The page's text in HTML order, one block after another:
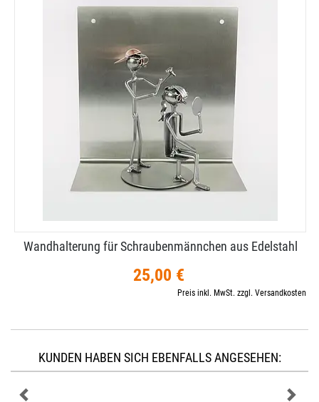
Wandhalterung für Schraubenmännchen aus Edelstahl
25,00 €
Preis inkl. MwSt. zzgl. Versandkosten
KUNDEN HABEN SICH EBENFALLS ANGESEHEN: